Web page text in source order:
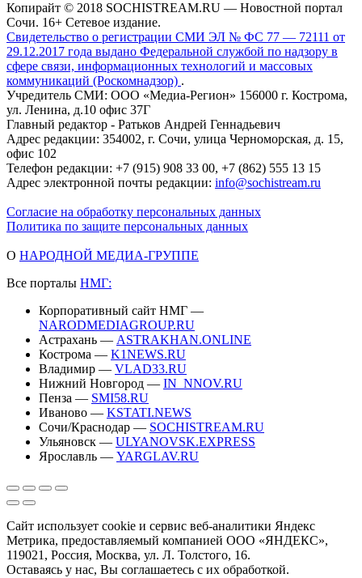
Копирайт © 2018 SOCHISTREAM.RU — Новостной портал
Сочи. 16+ Сетевое издание.
Свидетельство о регистрации СМИ ЭЛ № ФС 77 — 72111 от
29.12.2017 года выдано Федеральной службой по надзору в
сфере связи, информационных технологий и массовых
коммуникаций (Роскомнадзор) .
Учредитель СМИ: ООО «Медиа-Регион» 156000 г. Кострома,
ул. Ленина, д.10 офис 37Г
Главный редактор - Ратьков Андрей Геннадьевич
Адрес редакции: 354002, г. Сочи, улица Черноморская, д. 15,
офис 102
Телефон редакции: +7 (915) 908 33 00, +7 (862) 555 13 15
Адрес электронной почты редакции: info@sochistream.ru
Согласие на обработку персональных данных
Политика по защите персональных данных
О НАРОДНОЙ МЕДИА-ГРУППЕ
Все порталы НМГ:
Корпоративный сайт НМГ —
NARODMEDIAGROUP.RU
Астрахань — ASTRAKHAN.ONLINE
Кострома — K1NEWS.RU
Владимир — VLAD33.RU
Нижний Новгород — IN_NNOV.RU
Пенза — SMI58.RU
Иваново — KSTATI.NEWS
Сочи/Краснодар — SOCHISTREAM.RU
Ульяновск — ULYANOVSK.EXPRESS
Ярославль — YARGLAV.RU
Сайт использует cookie и сервис веб-аналитики Яндекс
Метрика, предоставляемый компанией ООО «ЯНДЕКС»,
119021, Россия, Москва, ул. Л. Толстого, 16.
Оставаясь у нас, Вы соглашаетесь с их обработкой.